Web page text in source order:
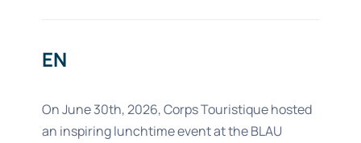
EN
On June 30th, 2026, Corps Touristique hosted
an inspiring lunchtime event at the BLAU